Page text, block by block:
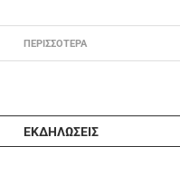
ΠΕΡΙΣΣΟΤΕΡΑ
ΕΚΔΗΛΩΣΕΙΣ